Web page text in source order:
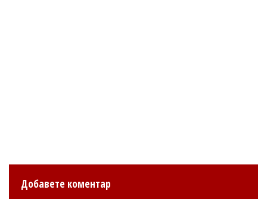
Добавете коментар